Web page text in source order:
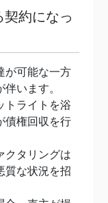
約になっ
が可能な一方
います。
トライトを浴
債権回収を行
クタリングは
質な状況を招